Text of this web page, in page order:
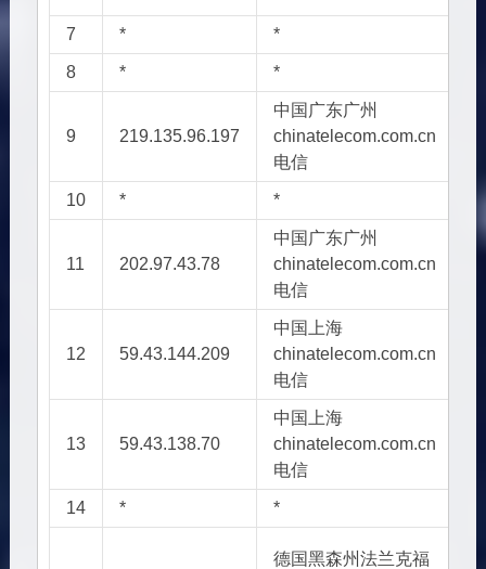
7 * *
8 * *
9 219.135.96.197
中国广东广州
chinatelecom.com.cn
电信
10 * *
11 202.97.43.78
中国广东广州
chinatelecom.com.cn
电信
12 59.43.144.209
中国上海
chinatelecom.com.cn
电信
13 59.43.138.70
中国上海
chinatelecom.com.cn
电信
14 * *
德国黑森州法兰克福